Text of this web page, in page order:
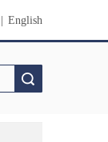
English